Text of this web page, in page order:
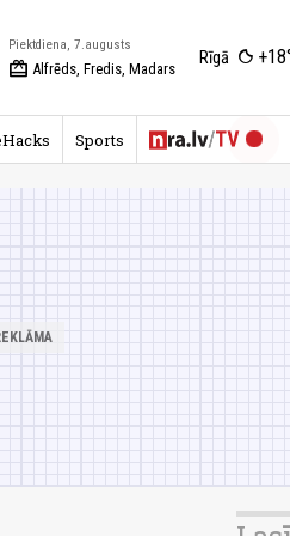
Piektdiena, 7.augusts
redeem Alfrēds, Fredis, Madars
Rīgā
Sports